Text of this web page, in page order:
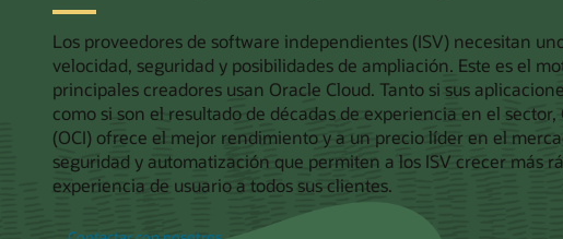
Los proveedores de software independientes (ISV) necesitan
velocidad, seguridad y posibilidades de ampliación. Este es el
principales creadores usan Oracle Cloud. Tanto si sus
como si son el resultado de décadas de experiencia en el
(OCI) ofrece el mejor rendimiento y a un precio líder en el
seguridad y automatización que permiten a los ISV crecer más
experiencia de usuario a todos sus clientes.